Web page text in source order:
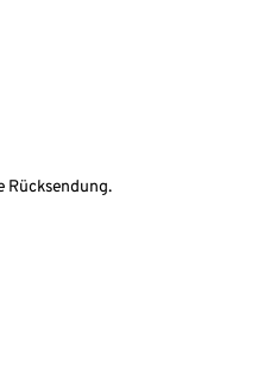
Rücksendung.